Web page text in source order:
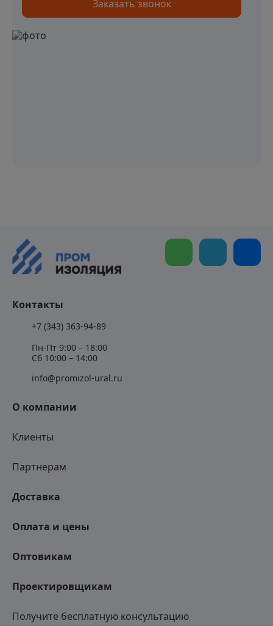
Заказать звонок
Получите бесплатную консультацию
О компании
Клиенты
Партнерам
Доставка
Оплата и цены
Оптовикам
Проектировщикам
Контакты
+7 (343) 363-94-89
Пн-Пт 9:00 – 18:00
Сб 10:00 – 14:00
info@promizol-ural.ru